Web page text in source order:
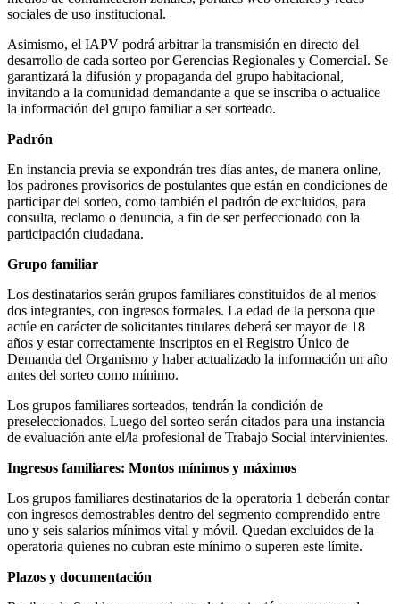
sociales de uso institucional.
Asimismo, el IAPV podrá arbitrar la transmisión en directo del
desarrollo de cada sorteo por Gerencias Regionales y Comercial. Se
garantizará la difusión y propaganda del grupo habitacional,
invitando a la comunidad demandante a que se inscriba o actualice
la información del grupo familiar a ser sorteado.
Padrón
En instancia previa se expondrán tres días antes, de manera online,
los padrones provisorios de postulantes que están en condiciones de
participar del sorteo, como también el padrón de excluidos, para
consulta, reclamo o denuncia, a fin de ser perfeccionado con la
participación ciudadana.
Grupo familiar
Los destinatarios serán grupos familiares constituidos de al menos
dos integrantes, con ingresos formales. La edad de la persona que
actúe en carácter de solicitantes titulares deberá ser mayor de 18
años y estar correctamente inscriptos en el Registro Único de
Demanda del Organismo y haber actualizado la información un año
antes del sorteo como mínimo.
Los grupos familiares sorteados, tendrán la condición de
preseleccionados. Luego del sorteo serán citados para una instancia
de evaluación ante el/la profesional de Trabajo Social intervinientes.
Ingresos familiares: Montos mínimos y máximos
Los grupos familiares destinatarios de la operatoria 1 deberán contar
con ingresos demostrables dentro del segmento comprendido entre
uno y seis salarios mínimos vital y móvil. Quedan excluidos de la
operatoria quienes no cubran este mínimo o superen este límite.
Plazos y documentación